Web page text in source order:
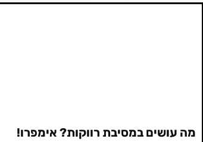
מה עושים במסיבת רווקות? אימפרו!